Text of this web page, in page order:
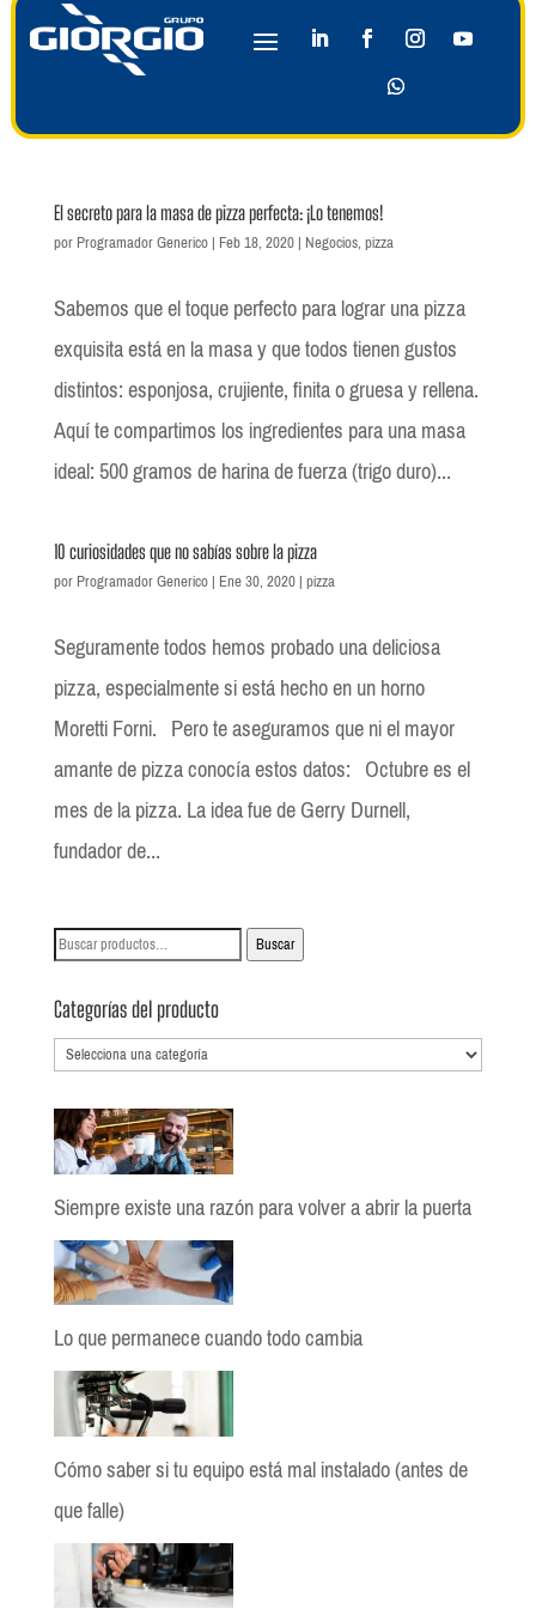
El secreto para la masa de pizza perfecta: ¡Lo tenemos!
porProgramador Generico| Feb 18, 2020| Negocios,pizza
Sabemos que el toque perfecto para lograr una pizza
exquisita está en la masa y que todos tienen gustos
distintos: esponjosa, crujiente, finita o gruesa y rellena.
Aquí te compartimos los ingredientes para una masa
ideal: 500 gramos de harina de fuerza (trigo duro)...
10 curiosidades que no sabías sobre la pizza
porProgramador Generico| Ene 30, 2020|pizza
Seguramente todos hemos probado una deliciosa
pizza, especialmente si está hecho en un horno
Moretti Forni. Pero te aseguramos que ni el mayor
amante de pizza conocía estos datos: Octubre es el
mes de la pizza. La idea fue de Gerry Durnell,
fundador de...
Buscar
Buscar
Categorías del producto
Siempre existe una razón para volver a abrir la puerta
Lo que permanece cuando todo cambia
Cómo saber si tu equipo está mal instalado (antes de
que falle)